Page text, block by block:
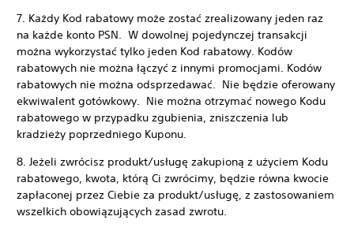
7. Każdy Kod rabatowy może zostać zrealizowany jeden raz
na każde konto PSN. W dowolnej pojedynczej transakcji
można wykorzystać tylko jeden Kod rabatowy. Kodów
rabatowych nie można łączyć z innymi promocjami. Kodów
rabatowych nie można odsprzedawać. Nie będzie oferowany
ekwiwalent gotówkowy. Nie można otrzymać nowego Kodu
rabatowego w przypadku zgubienia, zniszczenia lub
kradzieży poprzedniego Kuponu.
8. Jeżeli zwrócisz produkt/usługę zakupioną z użyciem Kodu
rabatowego, kwota, którą Ci zwrócimy, będzie równa kwocie
zapłaconej przez Ciebie za produkt/usługę, z zastosowaniem
wszelkich obowiązujących zasad zwrotu.